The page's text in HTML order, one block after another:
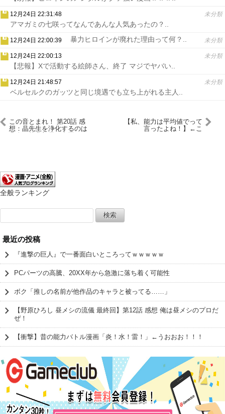
12月24日 22:31:48 未分類
アマガミの七咲ってなんであんな人気あったの？..
12月24日 22:00:39 未分類
暴力ヒロインが廃れた理由って何？..
12月24日 22:00:13 未分類
【悲報】Xで活動する絵師さん、終了 マジでヤバい..
12月24日 21:48:57 未分類
ベルセルクのガッツと同じ境遇でも立ち上がれる主人..
この音とまれ！ 第20話 感
想：晶先生を浄化するのは
【私、能力は平均値でって
言ったよね！】←こ
全般ランキング
索:
最近の投稿
『進撃の巨人』で一番面白いところってｗｗｗｗｗ
PCパーツの高騰、20XX年から急激に落ち着く可能性
ボク「推しの名前が他作品のキャラと被ってる……」
【野原ひろし 昼メシの流儀 最終回】第12話 感想 俺は昼メシのプロだ
ぜ！
【衝撃】昔の能力バトル漫画「炎！水！雷！」←うおおお！！！